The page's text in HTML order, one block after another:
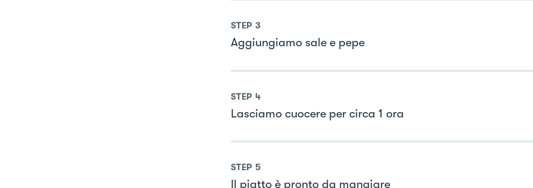
STEP 3
Aggiungiamo sale e pepe
STEP 4
Lasciamo cuocere per circa 1 ora
STEP 5
Il piatto è pronto da mangiare